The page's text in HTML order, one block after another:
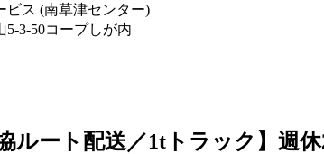
ビス (南草津センター)
3‐50コープしが内
ルート配送／1tトラック】週